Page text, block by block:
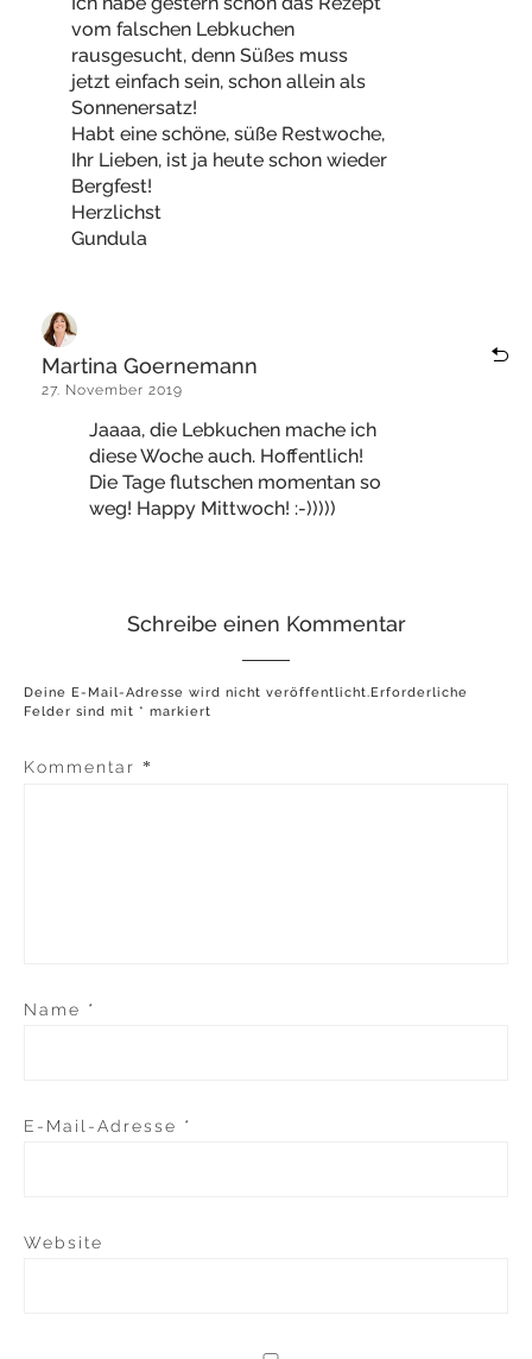
vom falschen Lebkuchen
rausgesucht, denn Süßes muss
jetzt einfach sein, schon allein als
Sonnenersatz!
Habt eine schöne, süße Restwoche,
Ihr Lieben, ist ja heute schon wieder
Bergfest!
Herzlichst
Gundula
Martina Goernemann
27. November 2019
Jaaaa, die Lebkuchen mache ich
diese Woche auch. Hoffentlich!
Die Tage flutschen momentan so
weg! Happy Mittwoch! :-)))))
Schreibe einen Kommentar
Deine E-Mail-Adresse wird nicht veröffentlicht.Erforderliche
Felder sind mit * markiert
Kommentar *
Name *
E-Mail-Adresse *
Website